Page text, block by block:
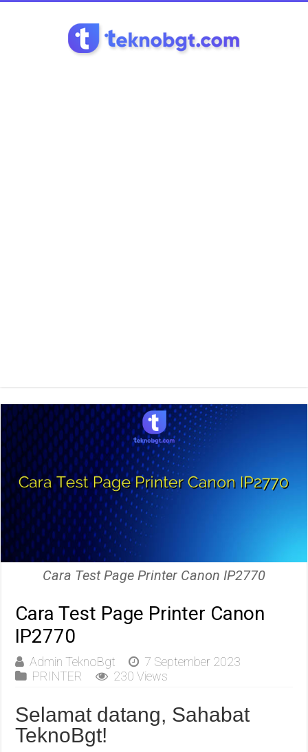
Cara Test Page Printer Canon IP2770
Cara Test Page Printer Canon
IP2770
Admin TeknoBgt
7 September 2023
PRINTER
230 Views
Selamat datang, Sahabat
TeknoBgt!